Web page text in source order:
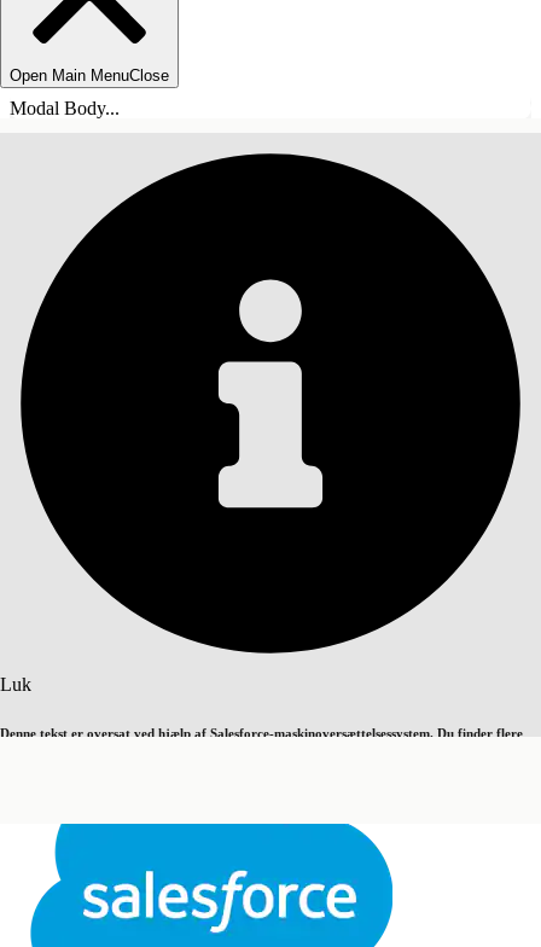
Open Main MenuClose
Modal Body...
Luk
Denne tekst er oversat ved hjælp af Salesforce-maskinoversættelsessystem. Du finder flere
Luk
INDHOLD